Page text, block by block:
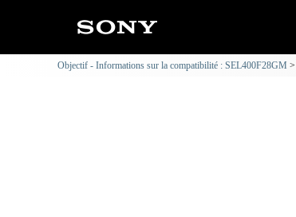
Objectif - Informations sur la compatibilité : SEL400F28GM